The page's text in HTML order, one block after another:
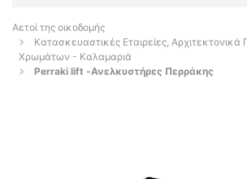
Αετοί της οικοδομής
Κατασκευαστικές Εταιρείες, Αρχιτεκτονικά
Χρωμάτων - Καλαμαριά
Perraki lift -Ανελκυστήρες Περράκης